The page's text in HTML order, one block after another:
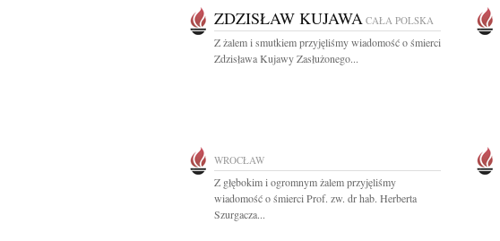
ZDZISŁAW KUJAWA CAŁA POLSKA
Z żalem i smutkiem przyjęliśmy wiadomość o śmierci
Zdzisława Kujawy Zasłużonego...
WROCŁAW
Z głębokim i ogromnym żalem przyjęliśmy
wiadomość o śmierci Prof. zw. dr hab. Herberta
Szurgacza...